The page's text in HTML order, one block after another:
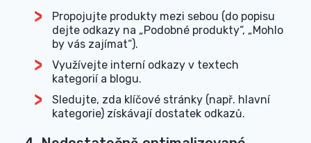
Propojujte produkty mezi sebou (do popisu
dejte odkazy na „Podobné produkty“, „Mohlo
by vás zajímat“).
Využívejte interní odkazy v textech
kategorií a blogu.
Sledujte, zda klíčové stránky (např. hlavní
kategorie) získávají dostatek odkazů.